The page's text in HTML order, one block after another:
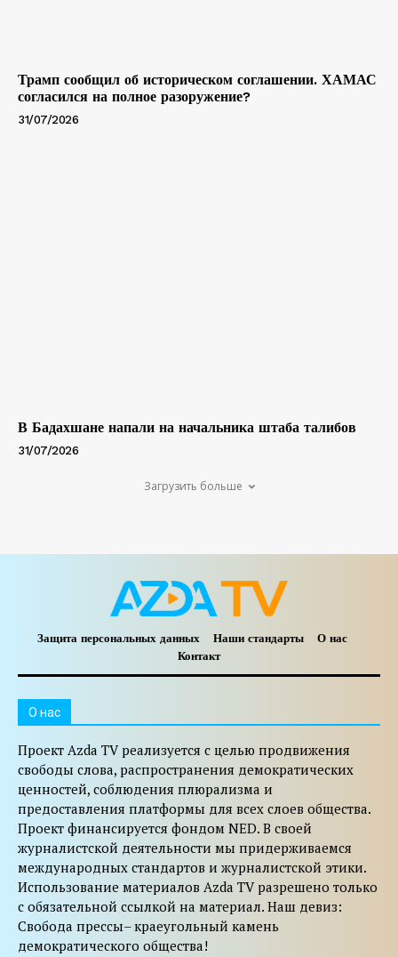
Трамп сообщил об историческом соглашении. ХАМАС
согласился на полное разоружение?
31/07/2026
В Бадахшане напали на начальника штаба талибов
31/07/2026
Загрузить больше
Защита персональных данных Наши стандарты
О нас
Контакт
O нас
Проект Azda TV реализуется с целью продвижения
свободы слова, распространения демократических
ценностей, соблюдения плюрализма и
предоставления платформы для всех слоев общества.
Проект финансируется фондом NED. В своей
журналистской деятельности мы придерживаемся
международных стандартов и журналистской этики.
Использование материалов Azda TV разрешено только
с обязательной ссылкой на материал. Наш девиз:
Свобода прессы– краеугольный камень
демократического общества!